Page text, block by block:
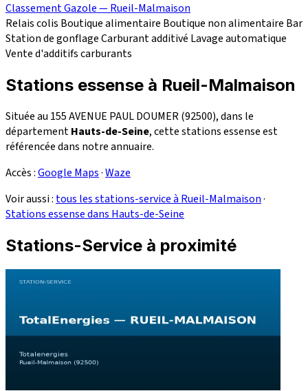
Classement Gazole — Rueil-Malmaison
Relais colis Boutique alimentaire Boutique non alimentaire Bar
Station de gonflageCarburant additivé Lavage automatique
Vente d'additifs carburants
Stations essense à Rueil-Malmaison
Située au 155 AVENUE PAUL DOUMER (92500), dans le
départementHauts-de-Seine, cette stations essense est
référencée dans notre annuaire.
Accès :Google Maps·Waze
Voir aussi : tous les stations-service à Rueil-Malmaison·
Stations essense dans Hauts-de-Seine
Stations-Service à proximité